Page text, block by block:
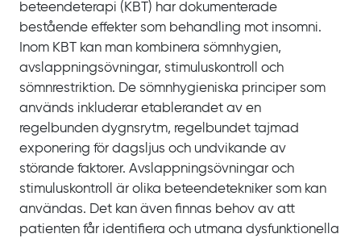
beteendeterapi (KBT) har dokumenterade
bestående effekter som behandling mot insomni.
Inom KBT kan man kombinera sömnhygien,
avslappningsövningar, stimuluskontroll och
sömnrestriktion. De sömnhygieniska principer som
används inkluderar etablerandet av en
regelbunden dygnsrytm, regelbundet tajmad
exponering för dagsljus och undvikande av
störande faktorer. Avslappningsövningar och
stimuluskontroll är olika beteendetekniker som kan
användas. Det kan även finnas behov av att
patienten får identifiera och utmana dysfunktionella